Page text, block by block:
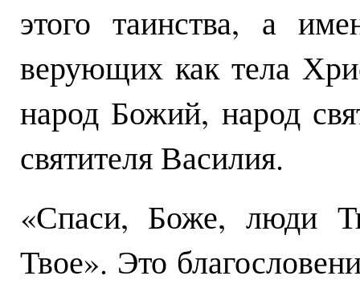
этого таинства, а
верующих как тела
народ Божий, народ
святителя Василия.
«Спаси, Боже, люди
Твое». Это